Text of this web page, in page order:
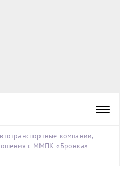
компании,
с ММПК «Бронка»